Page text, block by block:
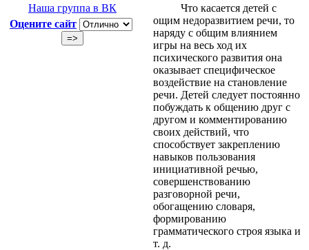
Наша группа в ВК
Оцените сайт
Что касается детей с
ощим недоразвитием речи, то
наряду с общим влиянием
игры на весь ход их
психического развития она
оказывает специфическое
воздействие на становление
речи. Детей следует постоянно
побуждать к общению друг с
другом и комментированию
своих действий, что
способствует закреплению
навыков пользования
инициативной речью,
совершенствованию
разговорной речи,
обогащению словаря,
формированию
грамматического строя языка и
т. д.